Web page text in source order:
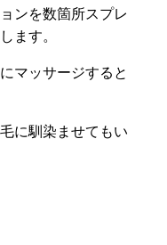
ンを数箇所スプレ
ます。
マッサージすると
に馴染ませてもい